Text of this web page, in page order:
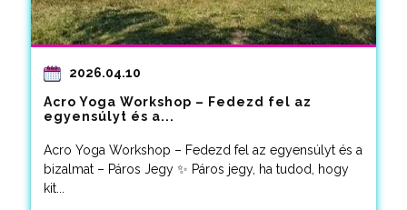
2026.04.10
Acro Yoga Workshop – Fedezd fel az
egyensúlyt és a...
Acro Yoga Workshop – Fedezd fel az egyensúlyt és a
bizalmat – Páros Jegy ✨ Páros jegy, ha tudod, hogy
kit...